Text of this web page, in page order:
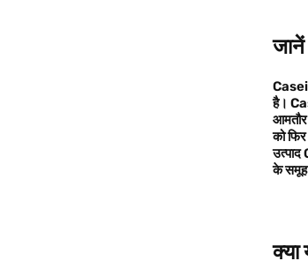
जानें
है।
को
उत्पाद
के समूह
क्या